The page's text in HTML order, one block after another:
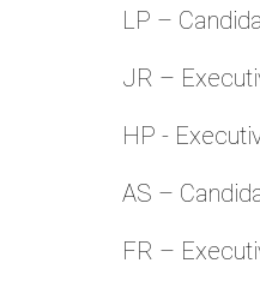
LP –
JR –
HP -
AS –
FR –